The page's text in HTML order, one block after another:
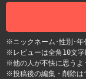
※ニックネーム･性別･年
※レビューは全角10文字
※他の人が不快に思うよ
※投稿後の編集・削除は